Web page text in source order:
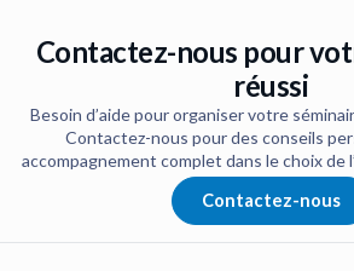
Contactez-nous pour
réussi
Besoin d’aide pour organiser votre
Contactez-nous pour des conseils
accompagnement complet dans le choix de
Contactez-nous